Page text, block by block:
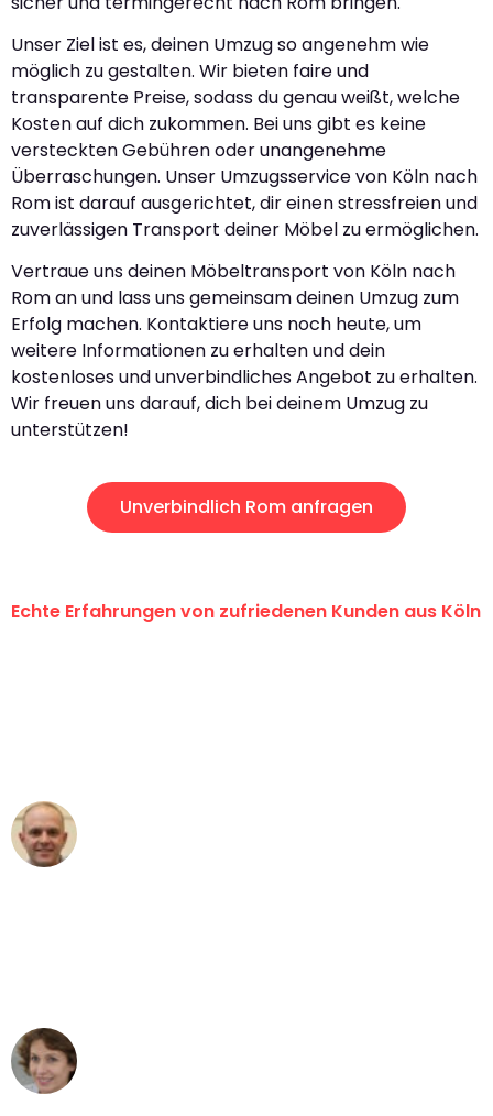
Unser Ziel ist es, deinen Umzug so angenehm wie
möglich zu gestalten. Wir bieten faire und
transparente Preise, sodass du genau weißt, welche
Kosten auf dich zukommen. Bei uns gibt es keine
versteckten Gebühren oder unangenehme
Überraschungen. Unser Umzugsservice von Köln nach
Rom ist darauf ausgerichtet, dir einen stressfreien und
zuverlässigen Transport deiner Möbel zu ermöglichen.
Vertraue uns deinen Möbeltransport von Köln nach
Rom an und lass uns gemeinsam deinen Umzug zum
Erfolg machen. Kontaktiere uns noch heute, um
weitere Informationen zu erhalten und dein
kostenloses und unverbindliches Angebot zu erhalten.
Wir freuen uns darauf, dich bei deinem Umzug zu
unterstützen!
Unverbindlich Rom anfragen
Echte Erfahrungen von zufriedenen Kunden aus Köln